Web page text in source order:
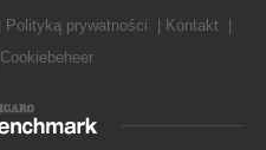
Polityką prywatności
Kontakt
Cookiebeheer